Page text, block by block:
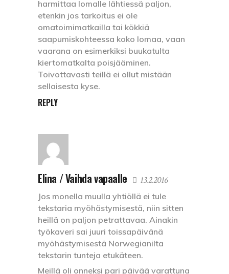
harmittaa lomalle lähtiessä paljon,
etenkin jos tarkoitus ei ole
omatoimimatkailla tai kökkiä
saapumiskohteessa koko lomaa, vaan
vaarana on esimerkiksi buukatulta
kiertomatkalta poisjääminen.
Toivottavasti teillä ei ollut mistään
sellaisesta kyse.
REPLY
Elina / Vaihda vapaalle 13.2.2016
Jos monella muulla yhtiöllä ei tule
tekstaria myöhästymisestä, niin sitten
heillä on paljon petrattavaa. Ainakin
työkaveri sai juuri toissapäivänä
myöhästymisestä Norwegianilta
tekstarin tunteja etukäteen.
Meillä oli onneksi pari päivää varattuna